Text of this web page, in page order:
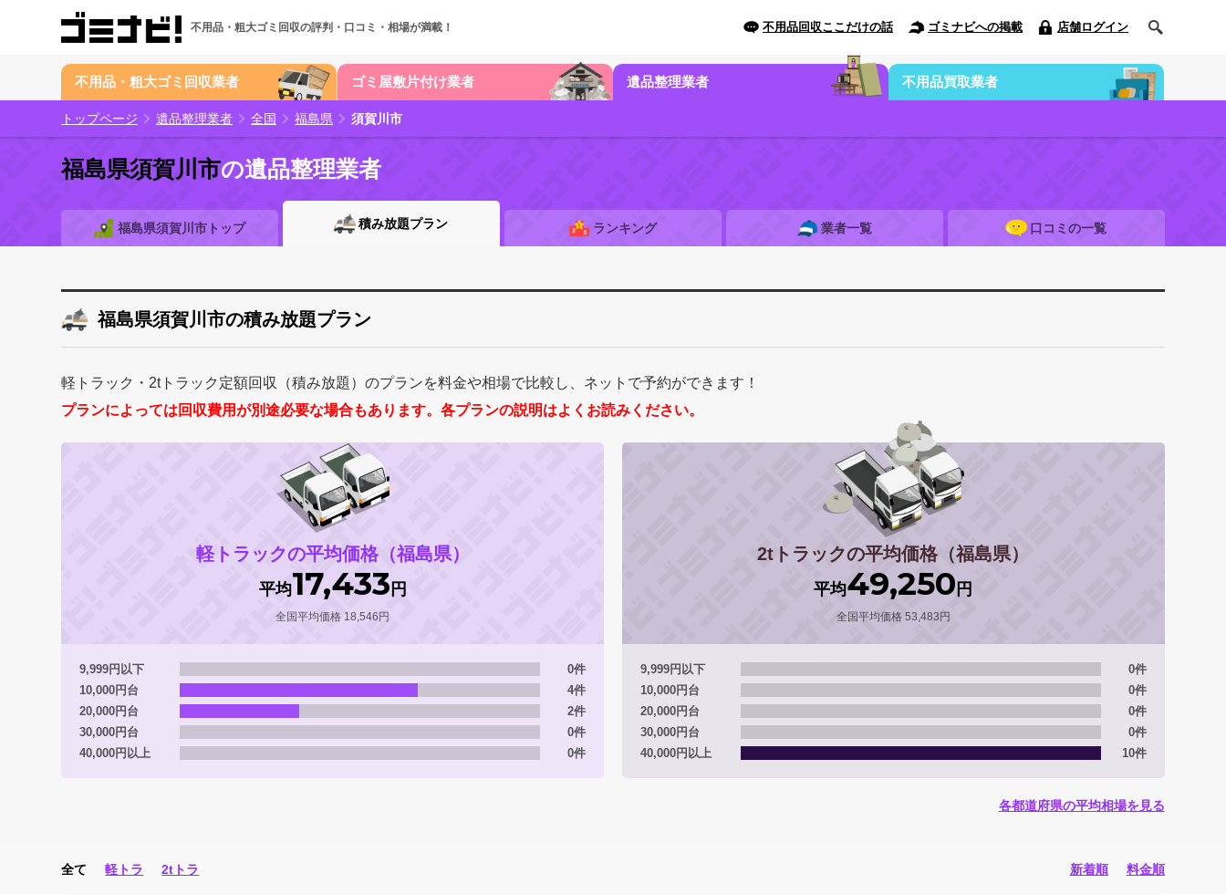
不用品・粗大ゴミ回収の評判・口コミ・相場が満載！ 不用品回収ここだけの話 ゴミナビへの掲載 店舗ログイン
不用品・粗大ゴミ回収業者 ゴミ屋敷片付け業者 遺品整理業者 不用品買取業者
トップページ 遺品整理業者 全国 福島県 須賀川市
福島県須賀川市の遺品整理業者
福島県須賀川市トップ 積み放題プラン ランキング 業者一覧 口コミの一覧
福島県須賀川市の積み放題プラン
軽トラック・2tトラック定額回収（積み放題）のプランを料金や相場で比較し、ネットで予約ができます！
プランによっては回収費用が別途必要な場合もあります。各プランの説明はよくお読みください。
軽トラックの平均価格（福島県）
平均17,433 円
全国平均価格 18,546円
9,999円以下
0件
10,000円台
4件
20,000円台
2件
30,000円台
0件
40,000円以上
0件
2tトラックの平均価格（福島県）
平均49,250 円
全国平均価格 53,483円
9,999円以下
0件
10,000円台
0件
20,000円台
0件
30,000円台
0件
40,000円以上
10件
各都道府県の平均相場を見る
全て 軽トラ 2tトラ 新着順 料金順